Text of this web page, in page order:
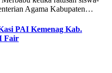
Agama Kabupaten…
PAI Kemenag Kab.
Fair